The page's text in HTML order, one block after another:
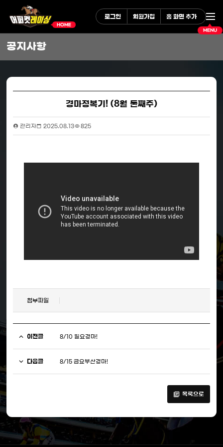
로그인 회원가입 홈 화면 추가
MENU
공지사항
경마정복기! (8월 둘째주)
관리자 2025.08.13 825
첨부파일
이전글 8/10 일요경마!
다음글 8/15 금요부산경마!
목록으로